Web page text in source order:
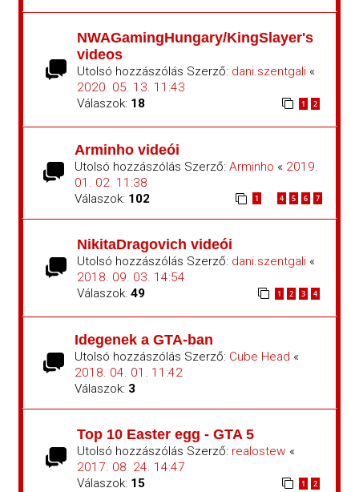
NWAGamingHungary/KingSlayer's
videos
Utolsó hozzászólás Szerző: dani.szentgali«
2020. 05. 13. 11:43
Válaszok: 18 1 2
Arminho videói
Utolsó hozzászólás Szerző: Arminho « 2019.
01. 02. 11:38
Válaszok: 102 1 4 5 6 7
NikitaDragovich videói
Utolsó hozzászólás Szerző: dani.szentgali«
2018. 09. 03. 14:54
Válaszok: 49 1 2 3 4
Idegenek a GTA-ban
Utolsó hozzászólás Szerző: Cube Head «
2018. 04. 01. 11:42
Válaszok: 3
Top 10 Easter egg - GTA 5
Utolsó hozzászólás Szerző: realostew «
2017. 08. 24. 14:47
Válaszok: 15 1 2